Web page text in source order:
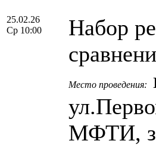
25.02.26
Ср 10:00
Набор
Место проведения:
МФТИ,